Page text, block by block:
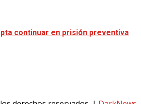
continuar en prisión preventiva